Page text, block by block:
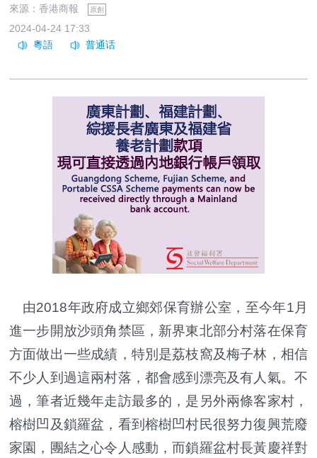
來源：香港商報 原創
2024-04-24 17:33
由2018年政府成立鄉郊保育辦公室，至今年1月
進一步開放沙頭角禁區，新界東北部分村落在保育
方面做出一些成績，特別是荔枝窩及梅子林，相信
不少人到過這兩村落，都會感到漂亮及有人氣。不
過，筆者近幾年走訪最多的，是另外兩條客家村，
榕樹凹及鎖羅盆，看到榕樹凹村民很努力復興荒廢
家園，團結之心令人感動，而鎖羅盆村長黃慶祥對